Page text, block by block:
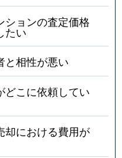
ションの査定価格
たい
と相性が悪い
どこに依頼してい
却における費用が